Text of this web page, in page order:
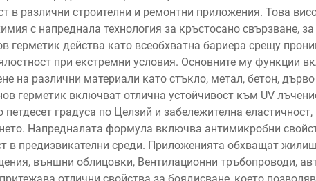
в различни строителни и ремонтни приложения. Това
с напреднала технология за кръстосано свързване,
герметик действа като всеобхватна бариера срещу
при екстремни условия. Основните му функции
на различни материали като стъкло, метал, бетон,
герметик включват отлична устойчивост към UV
петдесет градуса по Целзий и забележителна
Напредналата формула включва антимикробни
в предизвикателни среди. Приложенията обхващат
външни облицовки, Вентилационни тръбопроводи,